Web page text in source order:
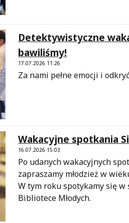
Detektywistyczne
bawiliśmy!
17.07.2026 11:26
Za nami pełne emocji i
Wakacyjne spotkania
16.07.2026 15:03
Po udanych wakacyjnych
zapraszamy młodzież w
W tym roku spotykamy się w
Bibliotece Młodych.